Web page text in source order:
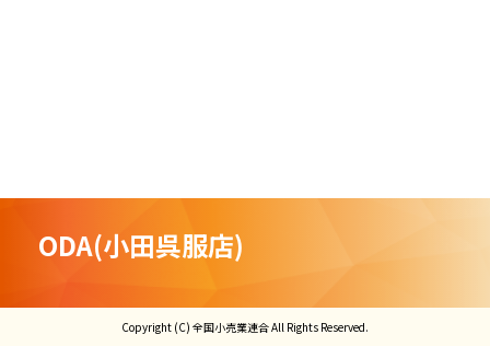
ODA(小田呉服店)
Copyright (C) 全国小売業連合 All Rights Reserved.